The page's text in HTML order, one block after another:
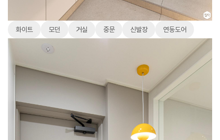
화이트 모던 거실 중문 신발장 연동도어